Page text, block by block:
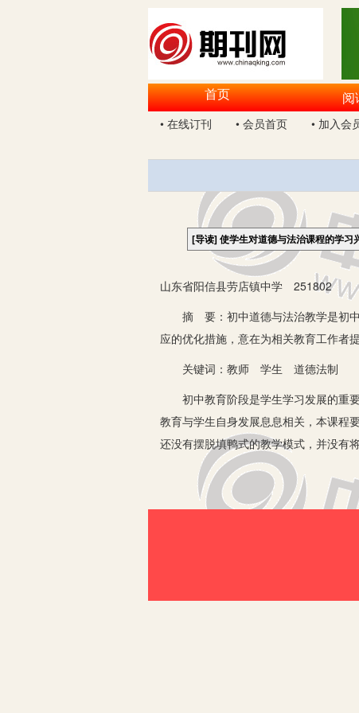
首页 阅
• 在线订刊
• 会员首页 • 加入会
[导读]使学生对道德与法治课程的学习
山东省阳信县劳店镇中学 251802
摘 要：初中道德与法治教学是初中
应的优化措施，意在为相关教育工作者
关键词：教师 学生 道德法制
初中教育阶段是学生学习发展的重要
教育与学生自身发展息息相关，本课程
还没有摆脱填鸭式的教学模式，并没有
如何优化初中道德与法治教学方法、
一、初中道德与法治教学现状
这些年的教育教学工作使我深深体会
的学生，教师需要投入和付出的不仅
慰，盼望老师的理解，同时更害怕受到